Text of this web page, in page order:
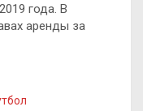
года. В
аренды за